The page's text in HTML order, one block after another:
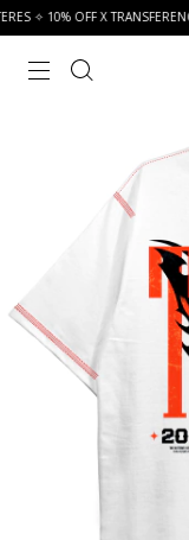
✧ 10% OFF X TRANSFERENCIA